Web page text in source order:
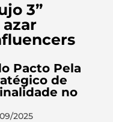
3”
Pacto Pela
de
no
2025